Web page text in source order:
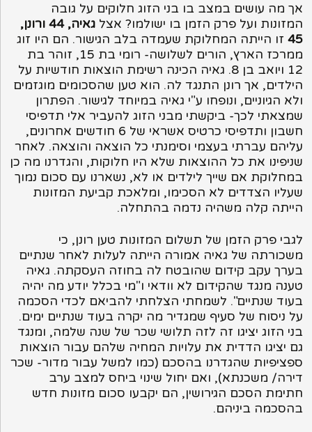
אך מה עושים במצב בו בני הזוג חלוקים על גובה
המזונות ועל פרק הזמן בו ישולמו? אצל
גאיה, 44 ורונן,
45 זו הייתה המחלוקת שעמדה בלב הגישור. הם היו זוג
ממרכז הארץ, הורים לשלושה- רומי בת 15, זוהר בת
12 ויואב בן 8. גאיה הכינה רשימת הוצאות חודשיות על
הילדים, אך רונן התנגד לה. הוא טען שהסכומים מוגזמים
ולא הגיוניים, ונופחו ע"י גאיה במיוחד לגישור. הפתרון
שמצאתי לכך- ביקשתי מבני הזוג להעביר אלי תדפיסי
חשבון ותדפיסי כרטיס אשראי של 6 חודשים אחרונים,
עליהם עברתי בעצמי וסימנתי כל הוצאה והוצאה. לאחר
שניפינו את כל ההוצאות שלא היו חלוקות, והגדרנו מה כן
במחלוקת אם שייך לילדים או לא, נשארנו עם סכום נמוך
שעליו הצדדים לא הסכימו, ומלאכת קביעת המזונות
הייתה קלה משהיה נדמה בהתחלה.
לגבי פרק הזמן של תשלום המזונות טען רונן, כי
משכורתה של גאיה אמורה הייתה לעלות לאחר שנתיים
בערך עקב קידום שהובטח לה בחוזה העסקתה. גאיה
טענה מנגד שהקידום לא וודאי ו"מי בכלל יודע מה יהיה
בעוד שנתיים". לשמחתי הצלחתי להביאם לכדי הסכמה
על ניסוח של סעיף שמגדיר מה יקרה בעוד שנתיים ימים.
בני הזוג יציגו זה לזה תלושי שכר של שנה שלמה, ומנגד
גם יציגו הדדית את עלויות המחיה שלהם עבור הוצאות
ספציפיות שהגדרנו בהסכם (כמו למשל עבור מדור- שכר
דירה/ משכנתא), ואם יחול שינוי ביחס למצב ערב
חתימת הסכם הגירושין, הם יקבעו סכום מזונות חדש
בהסכמה ביניהם.